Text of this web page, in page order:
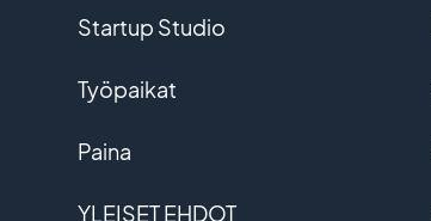
Startup Studio
Työpaikat
Paina
YLEISET EHDOT